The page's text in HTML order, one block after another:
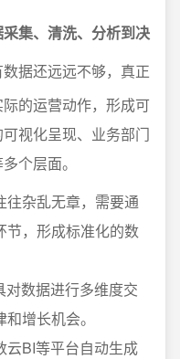
集、清洗、分析到决
据还远远不够，真正
的运营动作，形成可
视化呈现、业务部门
个层面。
往杂乱无章，需要通
节，形成标准化的数
数据进行多维度交
增长机会。
云BI等平台自动生成